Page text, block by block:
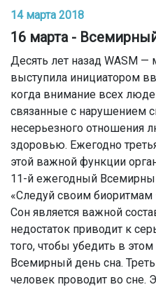
14 марта 2018
16 марта -
Десять лет назад WASM —
выступила инициатором
когда внимание всех
связанные с нарушением
несерьезного отношения
здоровью. Ежегодно
этой важной функции
11-й ежегодный
«Следуй своим
Сон является важной
недостаток приводит к
того, чтобы убедить в
Всемирный день сна.
человек проводит во сне.